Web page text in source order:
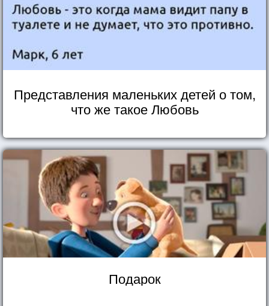
Представления маленьких детей о том,
что же такое Любовь
Подарок